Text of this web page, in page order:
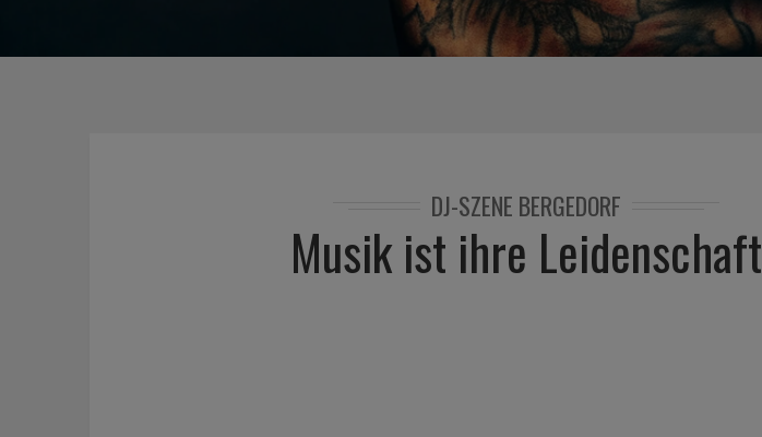
DJ-SZENE BERGEDORF
Musik ist ihre Leidenschaft